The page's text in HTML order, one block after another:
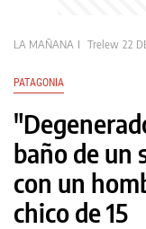
LA MAÑANA Trelew 22
PATAGONIA
baño de un
con un
chico de 15